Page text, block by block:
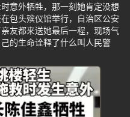
意外牺牲，那一刻她肯定没想
包头殡仪馆举行，自治区公安
友都来送她最后一程，现场气
的生命诠释了什么叫人民警